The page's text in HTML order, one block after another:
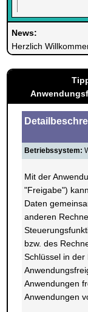
News:
Herzlich
Betriebssystem:
Mit der
"Freigabe")
Daten
anderen
bzw. des
Schlüssel in
Anwendungen
Anwendungen